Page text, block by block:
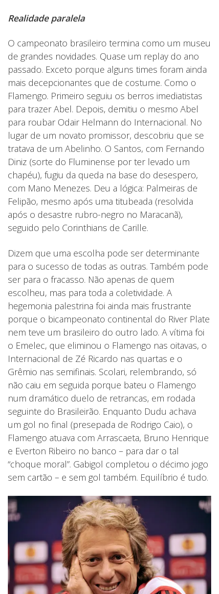
Realidade paralela
O campeonato brasileiro termina como um museu
de grandes novidades. Quase um replay do ano
passado. Exceto porque alguns times foram ainda
mais decepcionantes que de costume. Como o
Flamengo. Primeiro seguiu os berros imediatistas
para trazer Abel. Depois, demitiu o mesmo Abel
para roubar Odair Helmann do Internacional. No
lugar de um novato promissor, descobriu que se
tratava de um Abelinho. O Santos, com Fernando
Diniz (sorte do Fluminense por ter levado um
chapéu), fugiu da queda na base do desespero,
com Mano Menezes. Deu a lógica: Palmeiras de
Felipão, mesmo após uma titubeada (resolvida
após o desastre rubro-negro no Maracanã),
seguido pelo Corinthians de Carille.
Dizem que uma escolha pode ser determinante
para o sucesso de todas as outras. Também pode
ser para o fracasso. Não apenas de quem
escolheu, mas para toda a coletividade. A
hegemonia palestrina foi ainda mais frustrante
porque o bicampeonato continental do River Plate
nem teve um brasileiro do outro lado. A vítima foi
o Emelec, que eliminou o Flamengo nas oitavas, o
Internacional de Zé Ricardo nas quartas e o
Grêmio nas semifinais. Scolari, relembrando, só
não caiu em seguida porque bateu o Flamengo
num dramático duelo de retrancas, em rodada
seguinte do Brasileirão. Enquanto Dudu achava
um gol no final (presepada de Rodrigo Caio), o
Flamengo atuava com Arrascaeta, Bruno Henrique
e Everton Ribeiro no banco – para dar o tal
“choque moral”. Gabigol completou o décimo jogo
sem cartão – e sem gol também. Equilíbrio é tudo.